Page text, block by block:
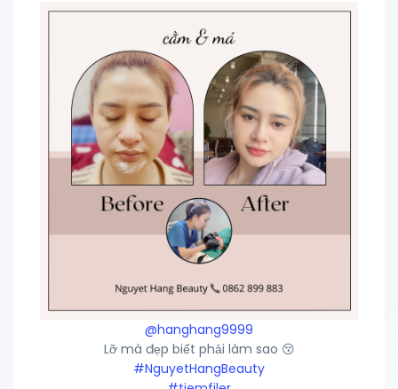
@hanghang9999
Lỡ mà đẹp biết phải làm sao 😚
#NguyetHangBeauty